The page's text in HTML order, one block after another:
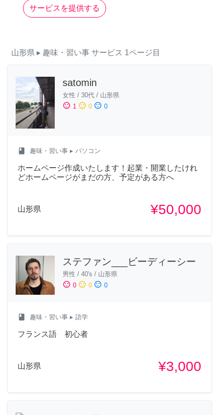
サービスを提供する
山形県 ▸ 趣味・習い事 サービス 1ページ目
satomin
女性 / 30代 / 山形県
sentiment_satisfied 1 sentiment_neutral 0 sentiment_dissatisfied 0
class 趣味・習い事 ▸ パソコン
ホームページ作成いたします！起業・開業したけれ
どホームページがまだの方、予定がある方へ
山形県 ¥50,000
ステファン___ビーディーシー
男性 / 40's / 山形県
sentiment_satisfied 0 sentiment_neutral 0 sentiment_dissatisfied 0
class 趣味・習い事 ▸ 語学
フランス語 初心者
山形県 ¥3,000